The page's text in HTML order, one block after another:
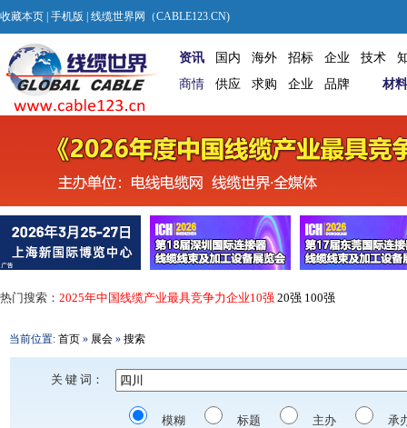
收藏本页 手机版 | 线缆世界网（CABLE123.CN)
资讯 国内 海外 招标 企业 技术
商情
供应 求购 企业 品牌 材料
热门搜索： 2025年中国线缆产业最具竞争力企业10强 20强 100强
当前位置: 首页 » 展会 » 搜索
关 键 词：
模糊 标题 主办 承